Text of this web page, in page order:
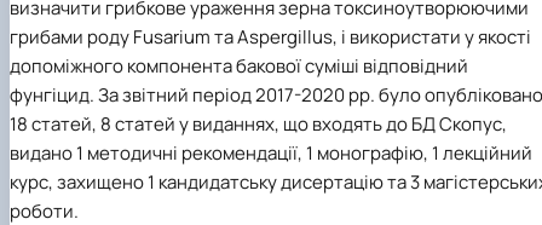
визначити грибкове ураження зерна токсиноутворюючими
грибами роду Fusarium та Aspergillus, і використати у якості
допоміжного компонента бакової суміші відповідний
фунгіцид. За звітний період 2017-2020 рр. було опубліковано
18 статей, 8 статей у виданнях, що входять до БД Скопус,
видано 1 методичні рекомендації, 1 монографію, 1 лекційний
курс, захищено 1 кандидатську дисертацію та 3
роботи.